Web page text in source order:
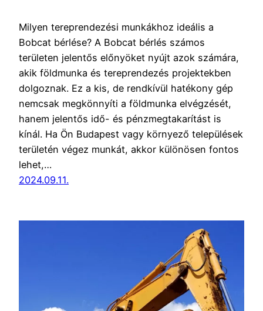
Milyen tereprendezési munkákhoz ideális a
Bobcat bérlése? A Bobcat bérlés számos
területen jelentős előnyöket nyújt azok számára,
akik földmunka és tereprendezés projektekben
dolgoznak. Ez a kis, de rendkívül hatékony gép
nemcsak megkönnyíti a földmunka elvégzését,
hanem jelentős idő- és pénzmegtakarítást is
kínál. Ha Ön Budapest vagy környező települések
területén végez munkát, akkor különösen fontos
lehet,…
2024.09.11.